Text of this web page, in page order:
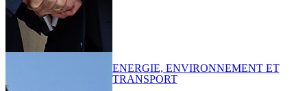
ENERGIE, ENVIRONNEMENT ET
TRANSPORT